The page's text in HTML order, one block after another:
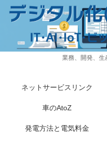
業務、開発、生
ネットサービスリンク
車のAtoZ
発電方法と電気料金